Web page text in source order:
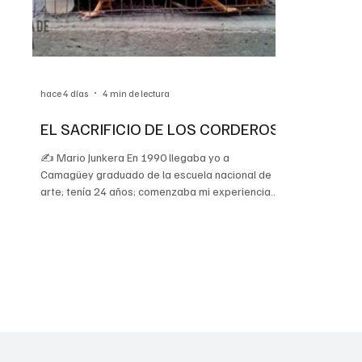
EL SACRIFICIO DE LOS CORDEROS
✍️ Mario Junkera En 1990 llegaba yo a
Camagüey graduado de la escuela nacional de
arte; tenía 24 años; comenzaba mi experiencia
hace 4 días 4 min de lectura